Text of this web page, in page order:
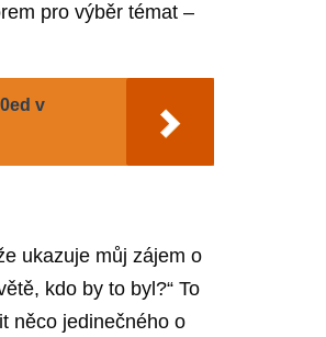
pro výběr témat –
v
ukazuje můj zájem o
kdo by to byl?“ To
něco jedinečného o